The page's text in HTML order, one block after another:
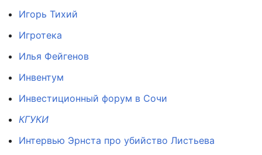
Игорь Тихий
Игротека
Илья Фейгенов
Инвентум
Инвестиционный форум в Сочи
КГУКИ
Интервью Эрнста про убийство Листьева